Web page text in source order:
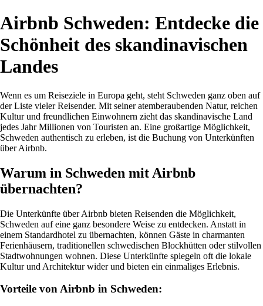
Airbnb Schweden: Entdecke die
Schönheit des skandinavischen
Landes
Wenn es um Reiseziele in Europa geht, steht Schweden ganz oben auf
der Liste vieler Reisender. Mit seiner atemberaubenden Natur, reichen
Kultur und freundlichen Einwohnern zieht das skandinavische Land
jedes Jahr Millionen von Touristen an. Eine großartige Möglichkeit,
Schweden authentisch zu erleben, ist die Buchung von Unterkünften
über Airbnb.
Warum in Schweden mit Airbnb
übernachten?
Die Unterkünfte über Airbnb bieten Reisenden die Möglichkeit,
Schweden auf eine ganz besondere Weise zu entdecken. Anstatt in
einem Standardhotel zu übernachten, können Gäste in charmanten
Ferienhäusern, traditionellen schwedischen Blockhütten oder stilvollen
Stadtwohnungen wohnen. Diese Unterkünfte spiegeln oft die lokale
Kultur und Architektur wider und bieten ein einmaliges Erlebnis.
Vorteile von Airbnb in Schweden: